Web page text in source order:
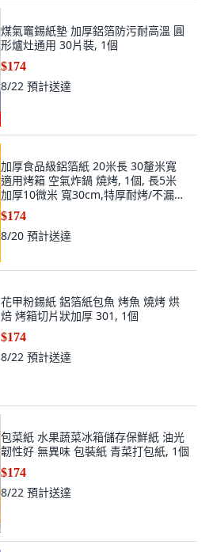
煤氣竈錫紙墊 加厚鋁箔防污耐高溫 圓
形爐灶通用 30片裝, 1個
$174
8/22 預計送達
加厚食品級鋁箔紙 20米長 30釐米寬
適用烤箱 空氣炸鍋 燒烤, 1個, 長5米
加厚10微米 寬30cm,特厚耐烤/不漏不
粘
$174
8/20 預計送達
花甲粉錫紙 鋁箔紙包魚 烤魚 燒烤 烘
焙 烤箱切片狀加厚 301, 1個
$174
8/22 預計送達
包菜紙 水果蔬菜冰箱儲存保鮮紙 油光
韌性好 無異味 包裝紙 青菜打包紙, 1個
$174
8/22 預計送達